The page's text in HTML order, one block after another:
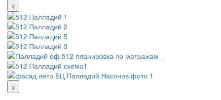
<
>